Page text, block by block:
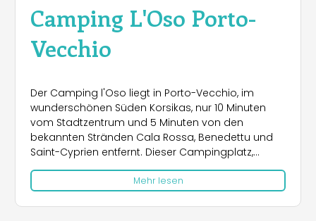
Camping L'Oso Porto-
Vecchio
Der Camping l'Oso liegt in Porto-Vecchio, im
wunderschönen Süden Korsikas, nur 10 Minuten
vom Stadtzentrum und 5 Minuten von den
bekannten Stränden Cala Rossa, Benedettu und
Saint-Cyprien entfernt. Dieser Campingplatz,
eingebettet in eine ruhige und grüne Umgebung
von 4 Hektar, bietet eine ideale Lage, um die
natürlichen Schönheiten der Region zu entdecken.
Die Nähe zu Sehenswürdigkeiten wie den Stränden
Mehr lesen